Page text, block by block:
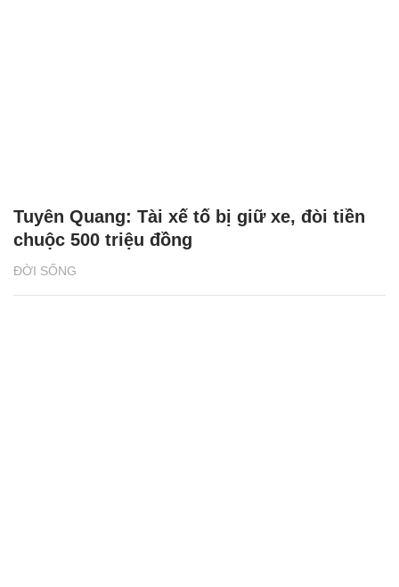
ĐỜI SỐNG
Tuyên Quang: Tài xế tố bị giữ xe, đòi tiền
chuộc 500 triệu đồng